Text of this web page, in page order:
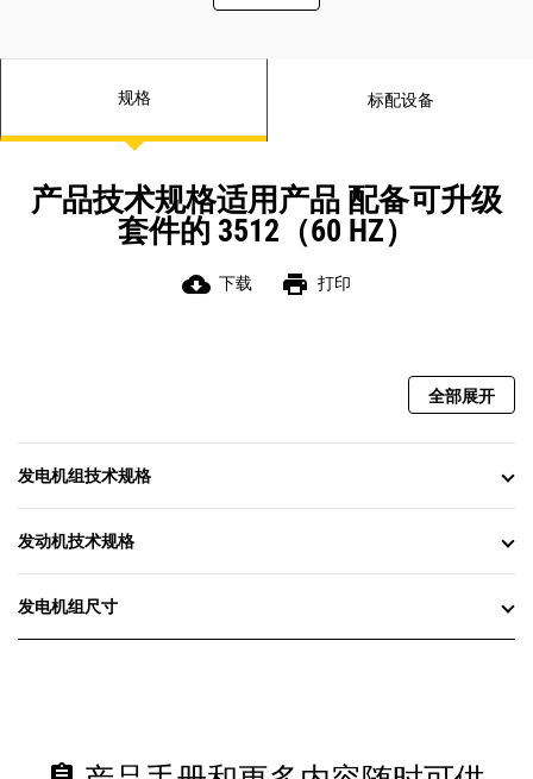
规格 标配设备
产品技术规格适用产品 配备可升级
套件的 3512（60 HZ）
cloud_download 下载 print 打印
全部展开
发电机组技术规格
发动机技术规格
发电机组尺寸